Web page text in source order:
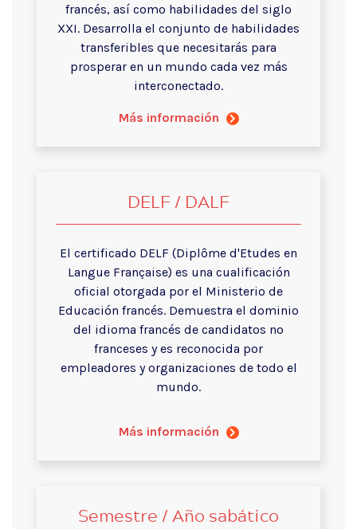
francés, así como habilidades del siglo
XXI. Desarrolla el conjunto de habilidades
transferibles que necesitarás para
prosperar en un mundo cada vez más
interconectado.
Más información
DELF / DALF
El certificado DELF (Diplôme d'Etudes en
Langue Française) es una cualificación
oficial otorgada por el Ministerio de
Educación francés. Demuestra el dominio
del idioma francés de candidatos no
franceses y es reconocida por
empleadores y organizaciones de todo el
mundo.
Más información
Semestre / Año sabático